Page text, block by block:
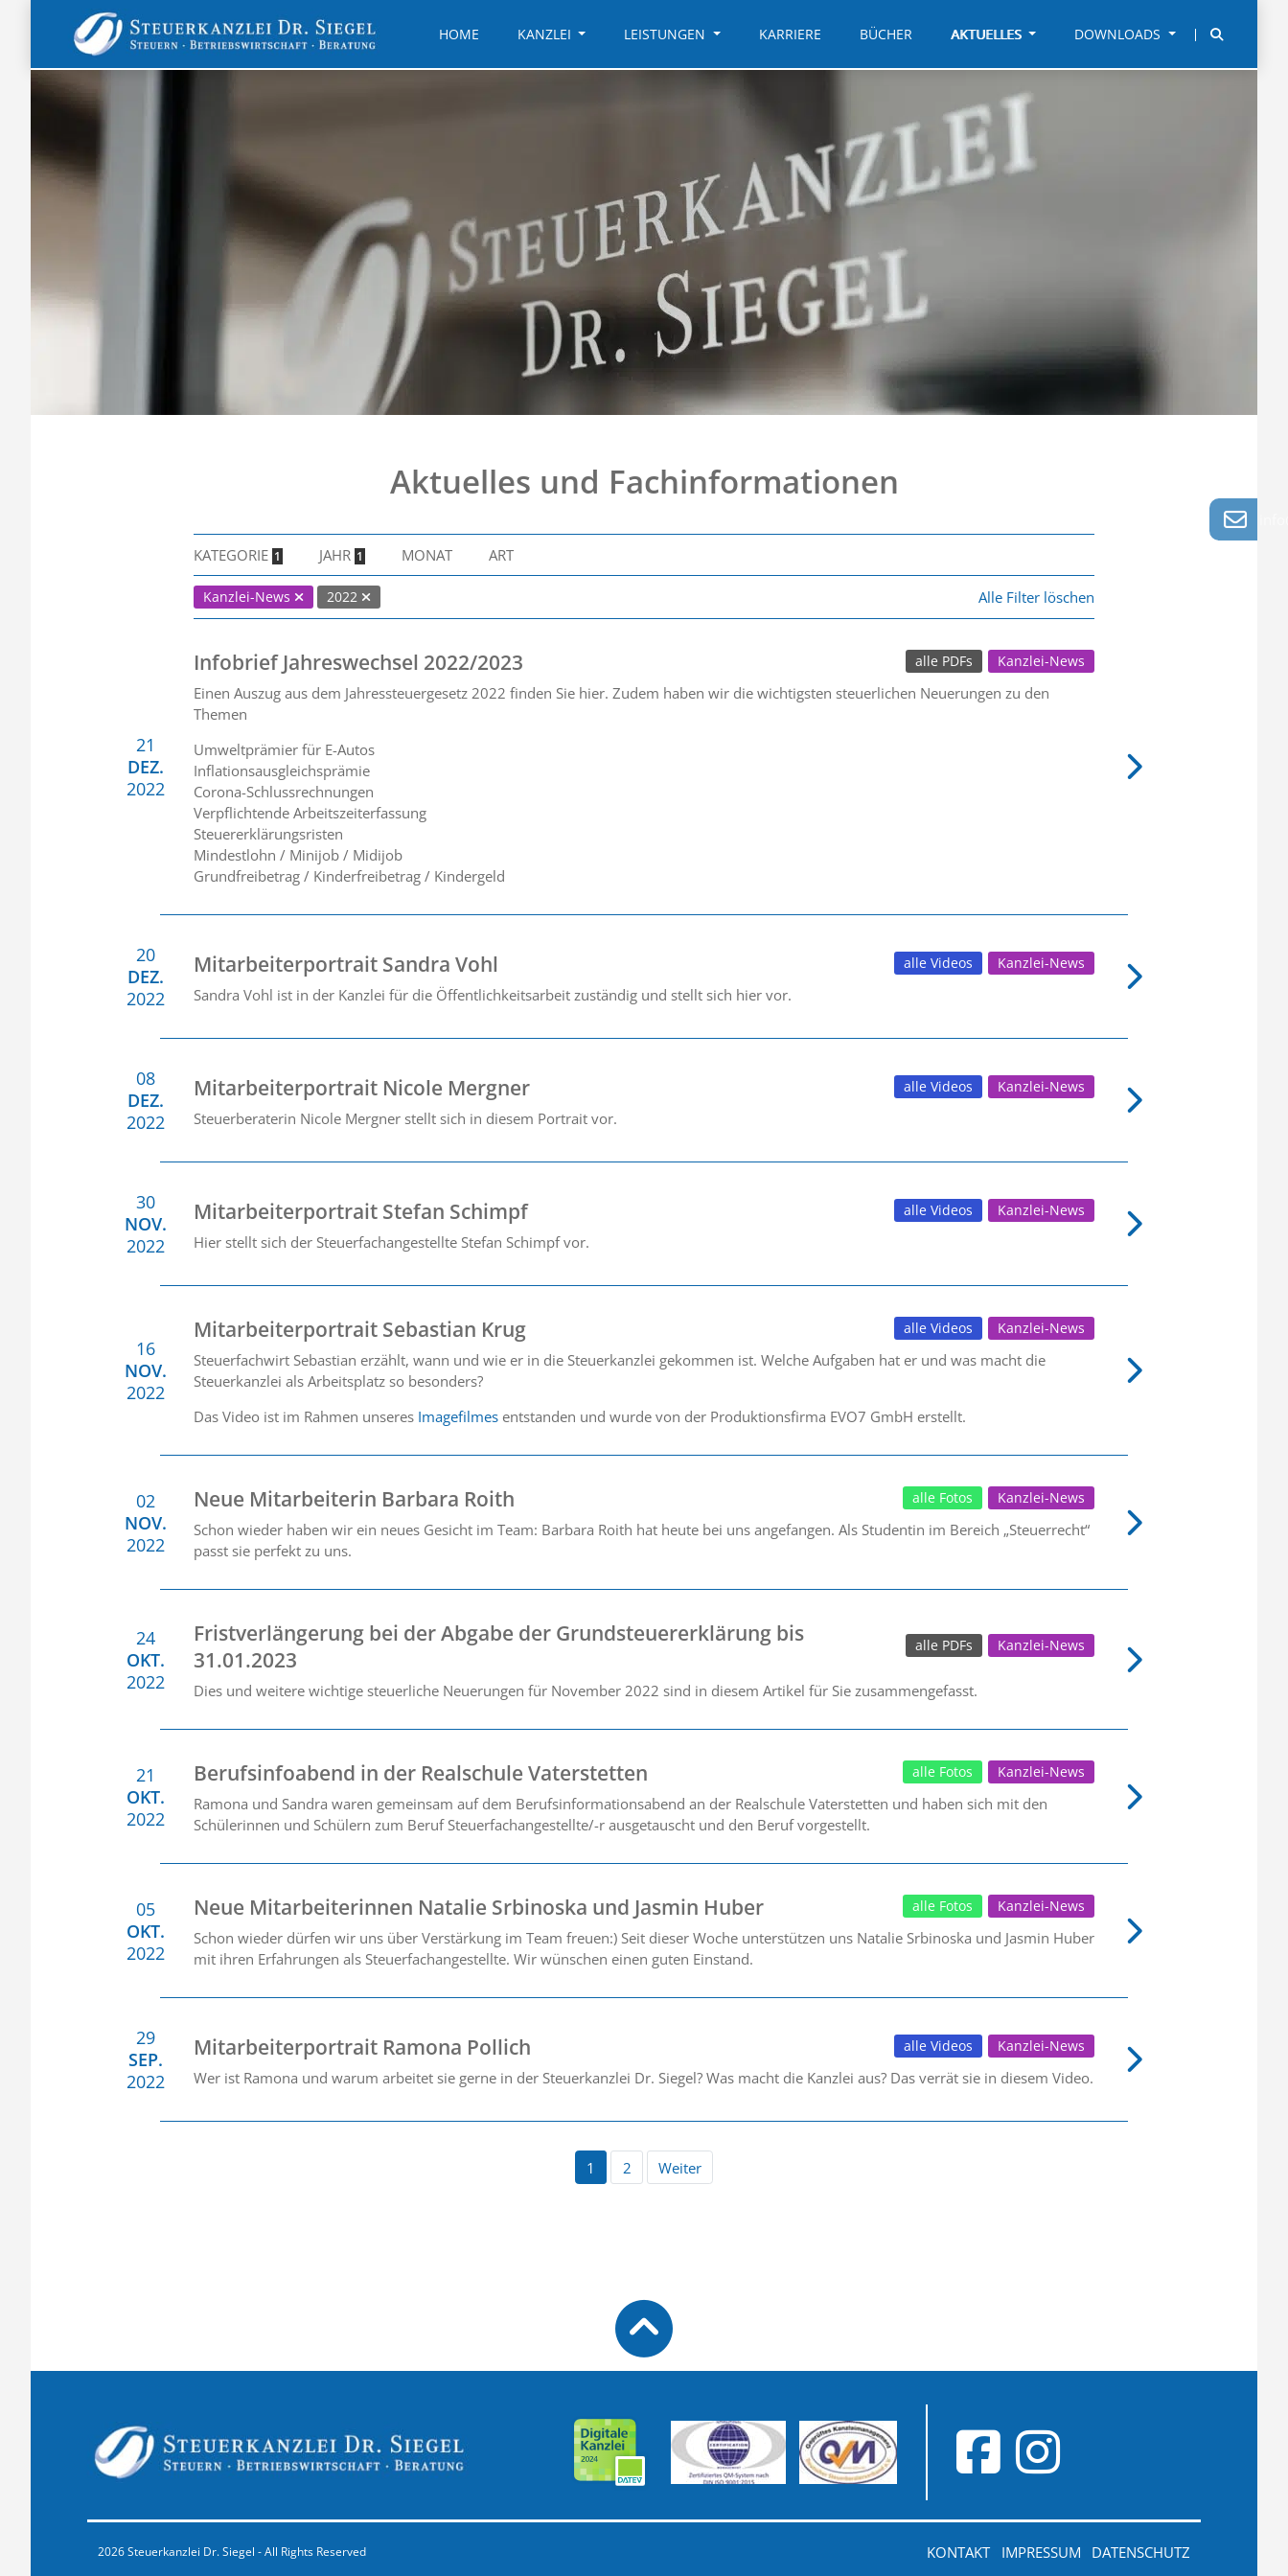
HOME KANZLEI LEISTUNGEN KARRIERE BÜCHER AKTUELLES DOWNLOADS
Aktuelles und Fachinformationen
KATEGORIE 1 JAHR 1 MONAT ART
Kanzlei-News 2022 Alle Filter löschen
21
DEZ.
2022
Infobrief Jahreswechsel 2022/2023 Kanzlei-News
alle PDFs
Einen Auszug aus dem Jahressteuergesetz 2022 finden Sie hier. Zudem haben wir die wichtigsten steuerlichen Neuerungen zu den
Themen
Umweltprämier für E-Autos
Inflationsausgleichsprämie
Corona-Schlussrechnungen
Verpflichtende Arbeitszeiterfassung
Steuererklärungsristen
Mindestlohn / Minijob / Midijob
Grundfreibetrag / Kinderfreibetrag / Kindergeld
20
DEZ.
2022
Mitarbeiterportrait Sandra Vohl Kanzlei-News
alle Videos
Sandra Vohl ist in der Kanzlei für die Öffentlichkeitsarbeit zuständig und stellt sich hier vor.
08
DEZ.
2022
Mitarbeiterportrait Nicole Mergner Kanzlei-News
alle Videos
Steuerberaterin Nicole Mergner stellt sich in diesem Portrait vor.
30
NOV.
2022
Mitarbeiterportrait Stefan Schimpf Kanzlei-News
alle Videos
Hier stellt sich der Steuerfachangestellte Stefan Schimpf vor.
16
NOV.
2022
Mitarbeiterportrait Sebastian Krug Kanzlei-News
alle Videos
Steuerfachwirt Sebastian erzählt, wann und wie er in die Steuerkanzlei gekommen ist. Welche Aufgaben hat er und was macht die
Steuerkanzlei als Arbeitsplatz so besonders?
Das Video ist im Rahmen unseres Imagefilmes entstanden und wurde von der Produktionsfirma EVO7 GmbH erstellt.
02
NOV.
2022
Neue Mitarbeiterin Barbara Roith Kanzlei-News
alle Fotos
Schon wieder haben wir ein neues Gesicht im Team: Barbara Roith hat heute bei uns angefangen. Als Studentin im Bereich „Steuerrecht“
passt sie perfekt zu uns.
24
OKT.
2022
Fristverlängerung bei der Abgabe der Grundsteuererklärung bis
31.01.2023
Kanzlei-News
alle PDFs
Dies und weitere wichtige steuerliche Neuerungen für November 2022 sind in diesem Artikel für Sie zusammengefasst.
21
OKT.
2022
Berufsinfoabend in der Realschule Vaterstetten Kanzlei-News
alle Fotos
Ramona und Sandra waren gemeinsam auf dem Berufsinformationsabend an der Realschule Vaterstetten und haben sich mit den
Schülerinnen und Schülern zum Beruf Steuerfachangestellte/-r ausgetauscht und den Beruf vorgestellt.
05
OKT.
2022
Neue Mitarbeiterinnen Natalie Srbinoska und Jasmin Huber Kanzlei-News
alle Fotos
Schon wieder dürfen wir uns über Verstärkung im Team freuen:) Seit dieser Woche unterstützen uns Natalie Srbinoska und Jasmin Huber
mit ihren Erfahrungen als Steuerfachangestellte. Wir wünschen einen guten Einstand.
29
SEP.
2022
Mitarbeiterportrait Ramona Pollich Kanzlei-News
alle Videos
Wer ist Ramona und warum arbeitet sie gerne in der Steuerkanzlei Dr. Siegel? Was macht die Kanzlei aus? Das verrät sie in diesem Video.
1 2 Weiter
2026 Steuerkanzlei Dr. Siegel - All Rights Reserved KONTAKT IMPRESSUM DATENSCHUTZ